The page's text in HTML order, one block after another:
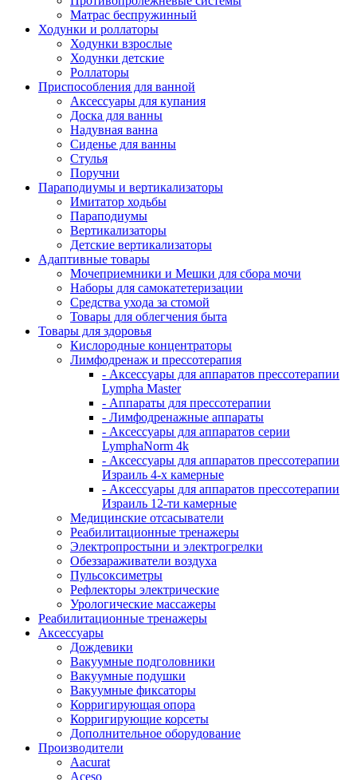
Матрас беспружинный
Ходунки и роллаторы
Ходунки взрослые
Ходунки детские
Роллаторы
Приспособления для ванной
Аксессуары для купания
Доска для ванны
Надувная ванна
Сиденье для ванны
Стулья
Поручни
Параподиумы и вертикализаторы
Имитатор ходьбы
Параподиумы
Вертикализаторы
Детские вертикализаторы
Адаптивные товары
Мочеприемники и Мешки для сбора мочи
Наборы для самокатетеризации
Средства ухода за стомой
Товары для облегчения быта
Товары для здоровья
Кислородные концентраторы
Лимфодренаж и прессотерапия
- Аксессуары для аппаратов прессотерапии
Lympha Master
- Аппараты для прессотерапии
- Лимфодренажные аппараты
- Аксессуары для аппаратов серии
LymphaNorm 4k
- Аксессуары для аппаратов прессотерапии
Израиль 4-х камерные
- Аксессуары для аппаратов прессотерапии
Израиль 12-ти камерные
Медицинские отсасыватели
Реабилитационные тренажеры
Электропростыни и электрогрелки
Обеззараживатели воздуха
Пульсоксиметры
Рефлекторы электрические
Урологические массажеры
Реабилитационные тренажеры
Аксессуары
Дождевики
Вакуумные подголовники
Вакуумные подушки
Вакуумные фиксаторы
Корригирующая опора
Корригирующие корсеты
Дополнительное оборудование
Производители
Aacurat
Aceso